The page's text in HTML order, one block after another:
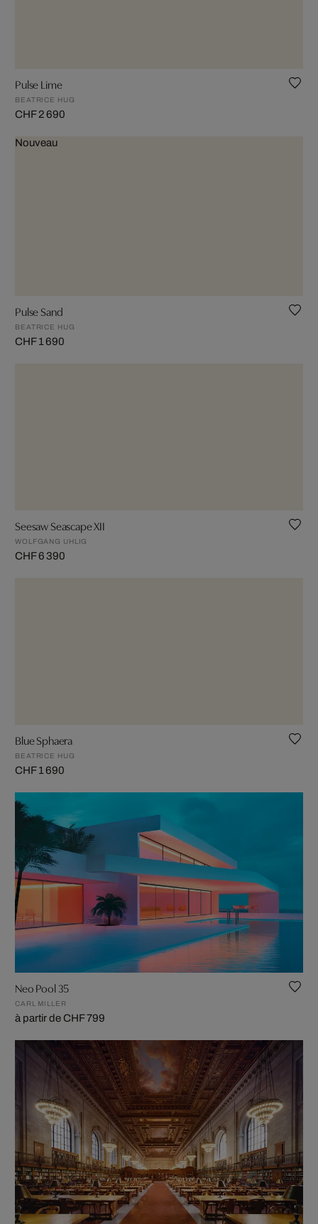
Pulse Lime
BEATRICE HUG
CHF 2 690
Nouveau
Pulse Sand
BEATRICE HUG
CHF 1 690
Seesaw Seascape XII
WOLFGANG UHLIG
CHF 6 390
Blue Sphaera
BEATRICE HUG
CHF 1 690
Neo Pool 35
CARL MILLER
à partir de CHF 799